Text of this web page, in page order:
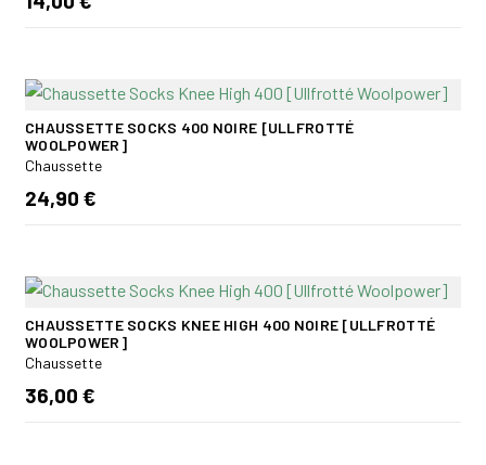
CHAUSSETTE SOCKS 400 NOIRE [ULLFROTTÉ
WOOLPOWER]
Chaussette
24,90 €
CHAUSSETTE SOCKS KNEE HIGH 400 NOIRE [ULLFROTTÉ
WOOLPOWER]
Chaussette
36,00 €